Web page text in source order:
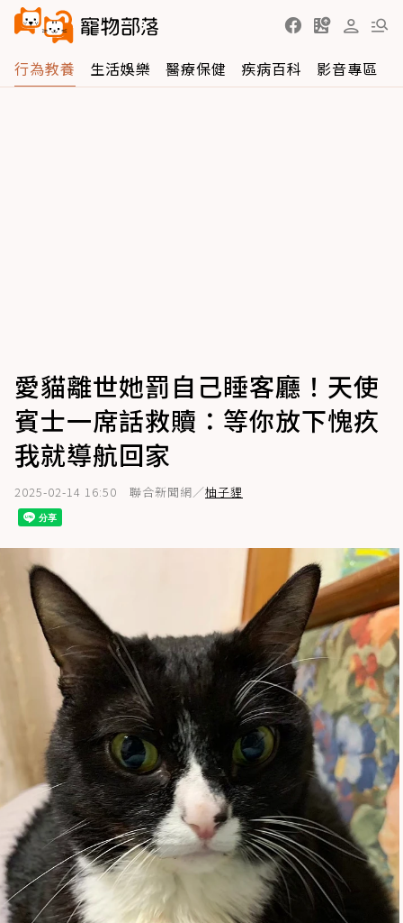
行為教養 生活娛樂 醫療保健 疾病百科 影音專區
愛貓離世她罰自己睡客廳！天使
賓士一席話救贖：等你放下愧疚
我就導航回家
2025-02-14 16:50 聯合新聞網／柚子貍